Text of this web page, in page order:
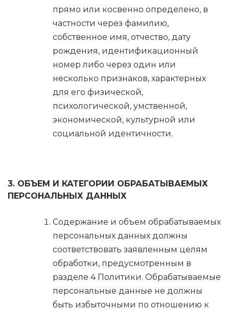
прямо или косвенно определено, в
частности через фамилию,
собственное имя, отчество, дату
рождения, идентификационный
номер либо через один или
несколько признаков, характерных
для его физической,
психологической, умственной,
экономической, культурной или
социальной идентичности.
3. ОБЪЕМ И КАТЕГОРИИ ОБРАБАТЫВАЕМЫХ
ПЕРСОНАЛЬНЫХ ДАННЫХ
Содержание и объем обрабатываемых
персональных данных должны
соответствовать заявленным целям
обработки, предусмотренным в
разделе 4 Политики. Обрабатываемые
персональные данные не должны
быть избыточными по отношению к